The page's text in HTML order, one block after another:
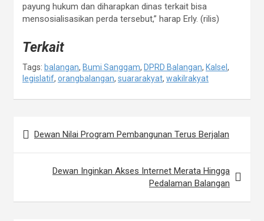
payung hukum dan diharapkan dinas terkait bisa
mensosialisasikan perda tersebut,” harap Erly. (rilis)
Terkait
Tags: balangan, Bumi Sanggam, DPRD Balangan, Kalsel ,
legislatif, orangbalangan, suararakyat, wakilrakyat
N
a
Dewan Nilai Program Pembangunan Terus Berjalan
Dewan Inginkan Akses Internet Merata Hingga
Pedalaman Balangan